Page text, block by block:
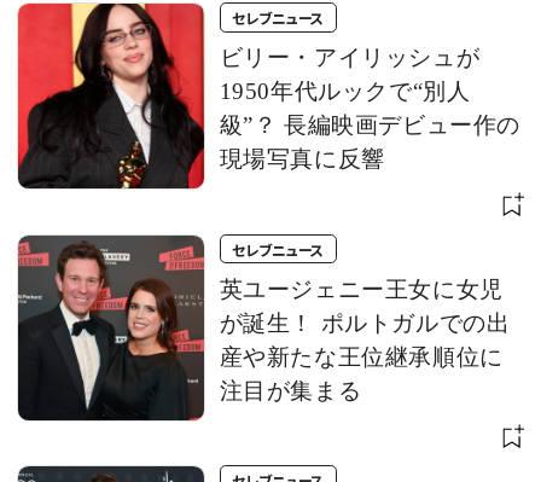
セレブニュース
ビリー・アイリッシュが
1950年代ルックで“別人
級”？ 長編映画デビュー作の
現場写真に反響
セレブニュース
英ユージェニー王女に女児
が誕生！ ポルトガルでの出
産や新たな王位継承順位に
注目が集まる